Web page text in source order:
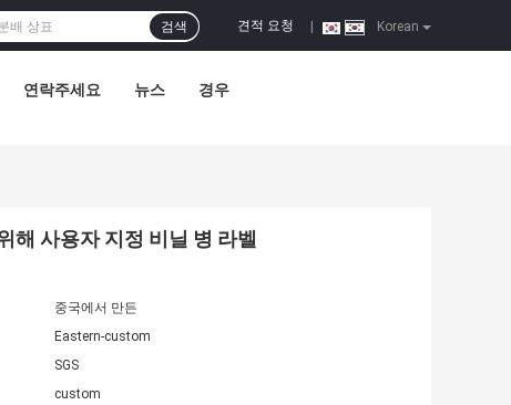
Korean
견적 요청
검색
연락주세요 뉴스 경우
해 사용자 지정 비닐 병 라벨
중국에서 만든
Eastern-custom
SGS
custom